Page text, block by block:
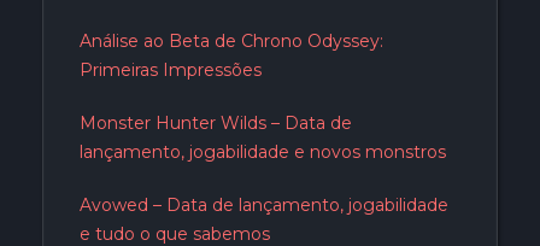
Análise ao Beta de Chrono Odyssey:
Primeiras Impressões
Monster Hunter Wilds – Data de
lançamento, jogabilidade e novos monstros
Avowed – Data de lançamento, jogabilidade
e tudo o que sabemos